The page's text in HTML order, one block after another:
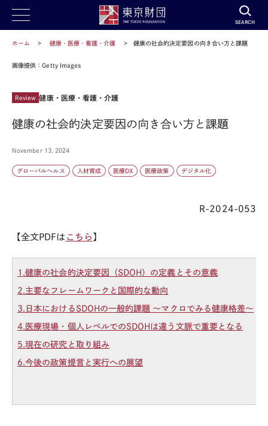
SEARCH
ホーム 健康・医療・看護・介護 健康の社会的決定要因の向き合い方と課題
画像提供：Getty Images
Review 健康・医療・看護・介護
健康の社会的決定要因の向き合い方と課題
November 13, 2024
グローバルヘルス 人材育成 医療DX 医療政策 デジタル化
R-2024-053
【全文PDFは こちら 】
1.健康の社会的決定要因（SDOH）の定義とその意義
2.主要なフレームワークと国際的な動向
3.日本におけるSDOHの一般的課題 ～マクロでみる健康格差～
4.医療現場・個人レベルでのSDOHは違う文脈で重要となる
5.現在の研究と取り組み
6.今後の政策提言と実行への展望